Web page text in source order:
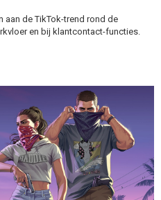
aan de TikTok-trend rond de
en bij klantcontact-functies.